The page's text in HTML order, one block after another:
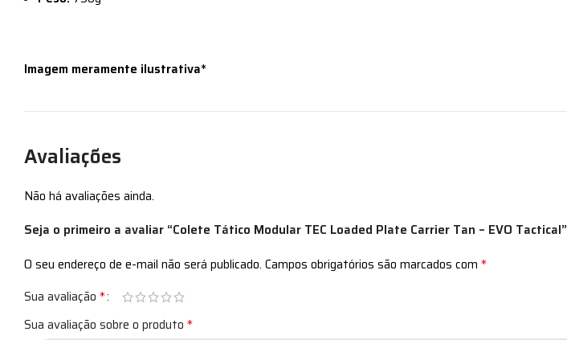
Imagem meramente ilustrativa*
Avaliações
Não há avaliações ainda.
Seja o primeiro a avaliar “Colete Tático Modular TEC Loaded Plate Carrier Tan – EVO Tactical”
O seu endereço de e-mail não será publicado. Campos obrigatórios são marcados com *
Sua avaliação *
Sua avaliação sobre o produto *